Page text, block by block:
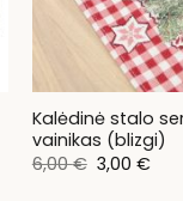
Kalėdinė stalo
vainikas (blizgi)
6,00€ Original
price
3,00€